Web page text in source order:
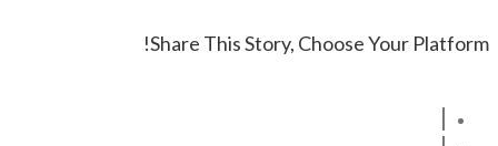
Share This Story, Choose Your Platform!